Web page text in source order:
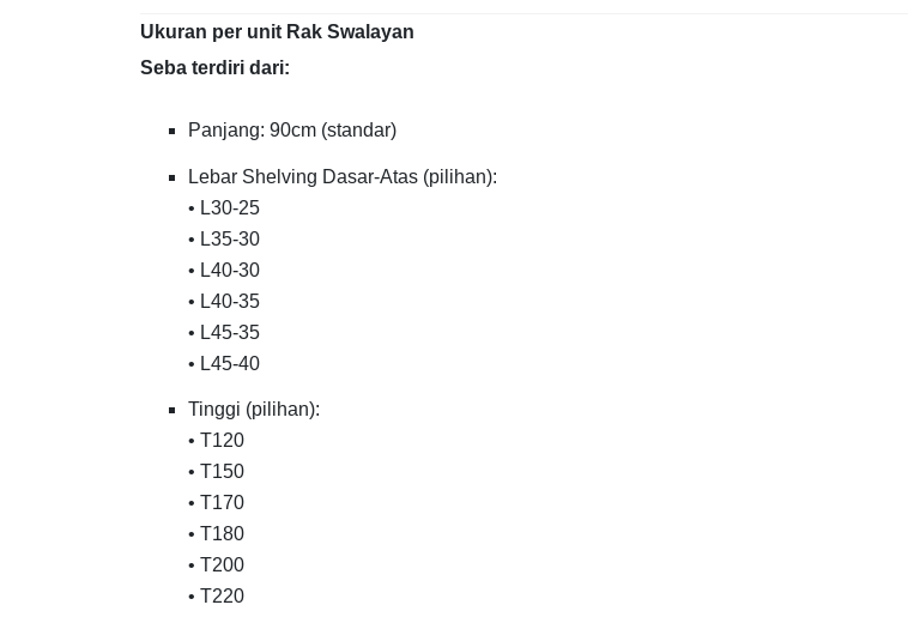
Ukuran per unit Rak Swalayan
Seba terdiri dari:
Panjang: 90cm (standar)
Lebar Shelving Dasar-Atas (pilihan):
• L30-25
• L35-30
• L40-30
• L40-35
• L45-35
• L45-40
Tinggi (pilihan):
• T120
• T150
• T170
• T180
• T200
• T220